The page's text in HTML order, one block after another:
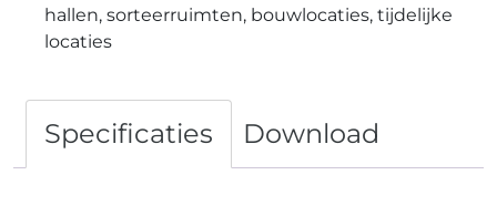
hallen, sorteerruimten, bouwlocaties, tijdelijke
locaties
Specificaties Download